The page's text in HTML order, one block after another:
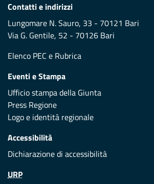
Contatti e indirizzi
Lungomare N. Sauro, 33 - 70121 Bari
Via G. Gentile, 52 - 70126 Bari
Elenco PEC e Rubrica
Eventi e Stampa
Ufficio stampa della Giunta
Press Regione
Logo e identità regionale
Accessibilità
Dichiarazione di accessibilità
URP